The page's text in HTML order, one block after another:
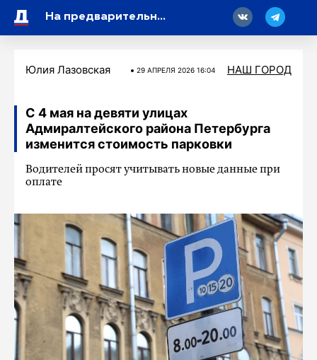
На предварительное голосование «Единой России» зарегистрировались свыше 4 миллионов избирателей
Юлия Лазовская 29 АПРЕЛЯ 2026 16:04 НАШ ГОРОД
С 4 мая на девяти улицах
Адмиралтейского района Петербурга
изменится стоимость парковки
Водителей просят учитывать новые данные при
оплате